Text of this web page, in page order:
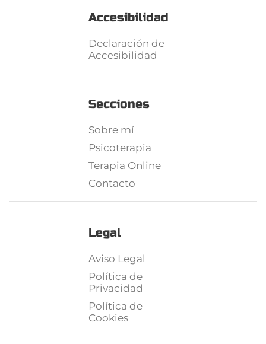
Accesibilidad
Declaración de
Accesibilidad
Secciones
Sobre mí
Psicoterapia
Terapia Online
Contacto
Legal
Aviso Legal
Política de
Privacidad
Política de
Cookies